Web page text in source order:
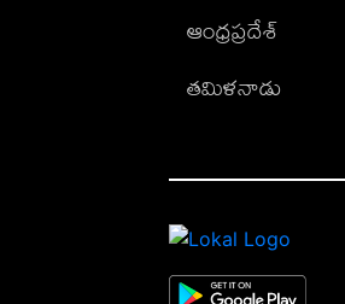
ఆంధ్రప్రదేశ్
తమిళనాడు